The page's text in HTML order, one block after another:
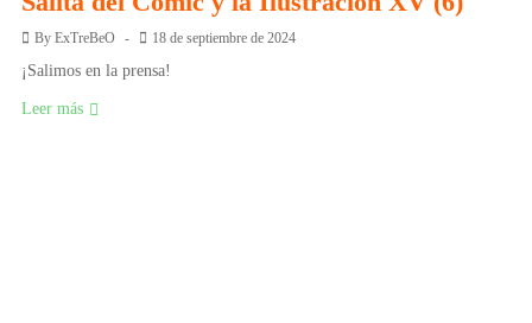
By ExTreBeO 18 de septiembre de 2024
¡Salimos en la prensa!
Leer más